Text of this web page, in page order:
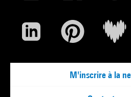
M'inscrire à la